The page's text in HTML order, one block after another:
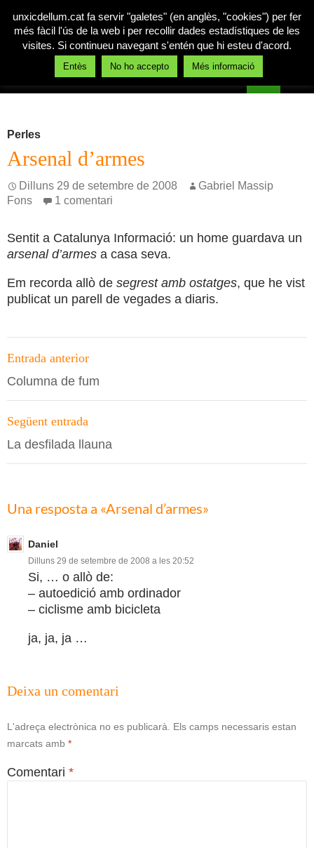
Un xic de llum
Perles
Arsenal d’armes
Dilluns 29 de setembre de 2008
Gabriel Massip
Fons
1 comentari
Sentit a Catalunya Informació: un home guardava un
arsenal d’armes a casa seva.
Em recorda allò de segrest amb ostatges, que he vist
publicat un parell de vegades a diaris.
Navegació
per
les
entrades
Entrada anterior
Columna de fum
Següent entrada
La desfilada llauna
Una resposta a «Arsenal d’armes»
Daniel
Dilluns 29 de setembre de 2008 a les 20:52
Si, … o allò de:
– autoedició amb ordinador
– ciclisme amb bicicleta
ja, ja, ja …
Deixa un comentari
L'adreça electrònica no es publicarà. Els camps necessaris estan
marcats amb *
Comentari *
unxicdellum.cat fa servir "galetes" (en anglès, "cookies") per fer
més fàcil l'ús de la web i per recollir dades estadístiques de les
visites. Si continueu navegant s'entén que hi esteu d'acord.
Entès No ho accepto Més informació